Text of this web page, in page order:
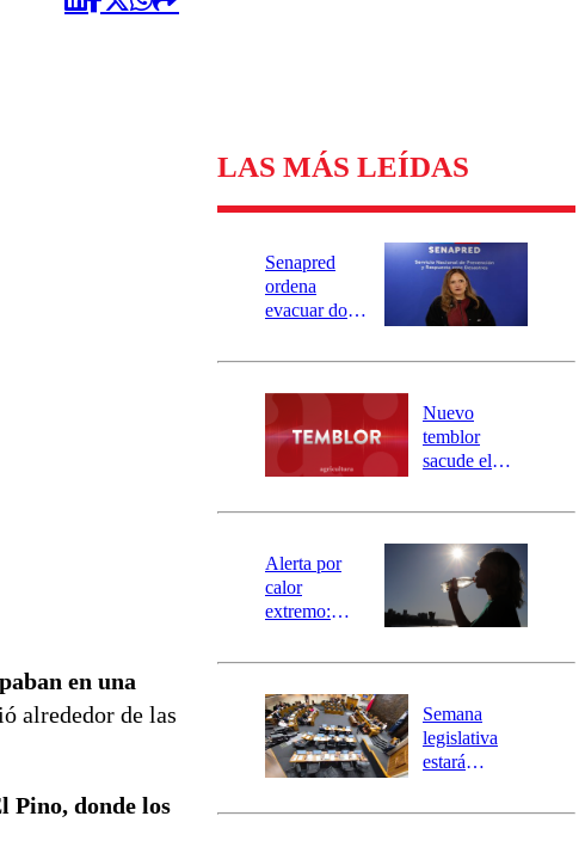
en una
alrededor de las
Pino, donde los
LAS MÁS LEÍDAS
Senapred
ordena
evacuar dos
Carahue por
río Damas:
activa
mensajería
SAE
Nuevo
temblor
sacude el
revisa la
epicentro
Alerta por
calor
extremo:
activa Alerta
Preventiva en
tres comunas
Semana
legislativa
estará
el fin de la